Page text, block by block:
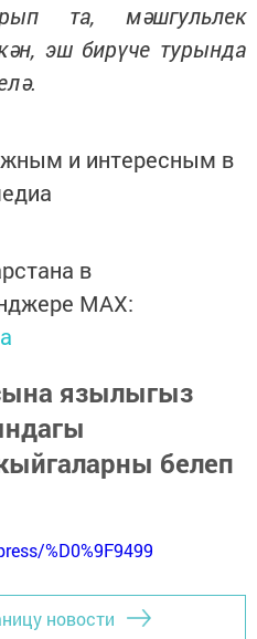
та, мәшгульлек
эш бирүче турында
и интересным в
в
MАХ:
язылыгыз
белеп
%D0%9F9499
новости